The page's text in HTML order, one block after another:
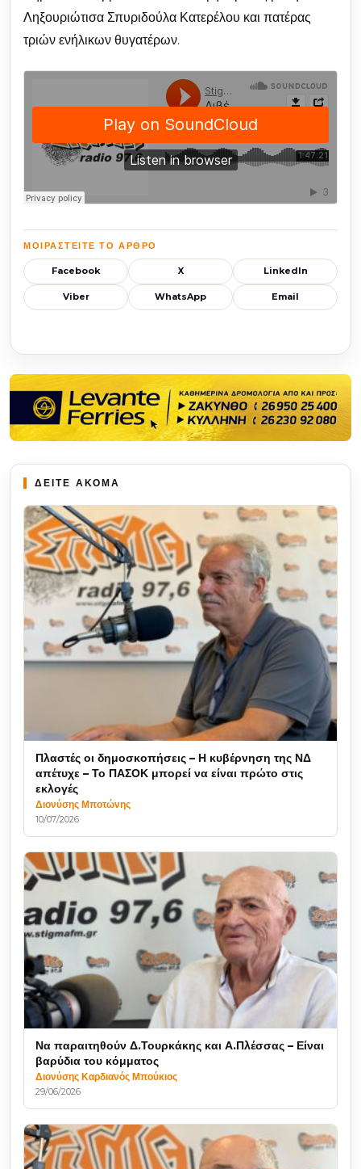
Ληξουριώτισα Σπυριδούλα Κατερέλου και πατέρας
τριών ενήλικων θυγατέρων.
ΜΟΙΡΑΣΤΕΊΤΕ ΤΟ ΆΡΘΡΟ
Facebook X LinkedIn
Viber WhatsApp Email
ΔΕΙΤΕ ΑΚΟΜΑ
Πλαστές οι δημοσκοπήσεις – Η κυβέρνηση της ΝΔ
απέτυχε – Το ΠΑΣΟΚ μπορεί να είναι πρώτο στις
εκλογές
Διονύσης Μποτώνης
10/07/2026
Να παραιτηθούν Δ.Τουρκάκης και Α.Πλέσσας – Είναι
βαρύδια του κόμματος
Διονύσης Καρδιανός Μπούκιος
29/06/2026